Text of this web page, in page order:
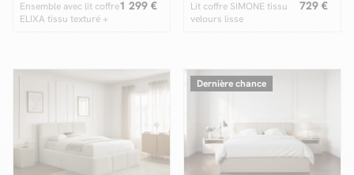
Ensemble avec lit coffre
ELIXA tissu texturé +
1 299 €
Lit coffre SIMONE tissu
velours lisse
729 €
Dernière chance